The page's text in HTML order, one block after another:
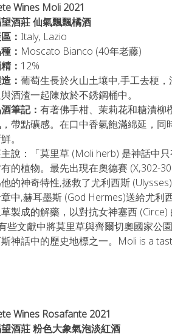
Wines Moli 2021
酒莊 仙氣飄飄橘酒
： Italy, Lazio
： Moscato Bianco (40年老藤)
： 12%
： 葡萄生長於火山土壤中,手工去梗，
酒渣一起陳放於不銹鋼桶中。
筆記： 有著佛手柑、茉莉花和糖漬柳
帶點礦感。在口中香氣飽滿綿延，同
。
說：「莫里草 (Moli herb) 是神話中
的植物。最先出現在奧德賽 (X,302-
的神奇特性,拯救了尤利西斯
中,赫耳墨斯 (God Hermes)送給尤利
製成的解藥，以對抗女神塞西 (Circe)
些文獻中將莫里草與齊爾切奧國家公園
神話中的歷史地標之一。Moli is a
Wines Rosafante 2021
酒莊 粉色大象氣泡淡紅酒